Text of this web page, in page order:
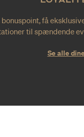
få
til spændende
Se alle